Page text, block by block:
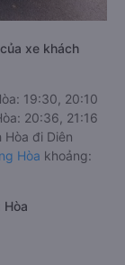
xe khách
19:30, 20:10
20:36, 21:16
Hòa đi Diên
Hòa khoảng:
Hòa